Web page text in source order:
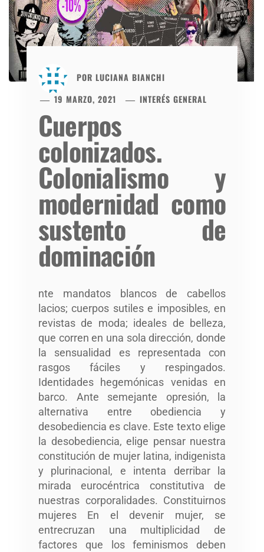
POR LUCIANA BIANCHI
19 MARZO, 2021
INTERÉS GENERAL
Cuerpos
colonizados.
Colonialismo y
modernidad como
sustento de
dominación
nte mandatos blancos de cabellos
lacios; cuerpos sutiles e imposibles, en
revistas de moda; ideales de belleza,
que corren en una sola dirección, donde
la sensualidad es representada con
rasgos fáciles y respingados.
Identidades hegemónicas venidas en
barco. Ante semejante opresión, la
alternativa entre obediencia y
desobediencia es clave. Este texto elige
la desobediencia, elige pensar nuestra
constitución de mujer latina, indigenista
y plurinacional, e intenta derribar la
mirada eurocéntrica constitutiva de
nuestras corporalidades. Constituirnos
mujeres En el devenir mujer, se
entrecruzan una multiplicidad de
factores que los feminismos deben